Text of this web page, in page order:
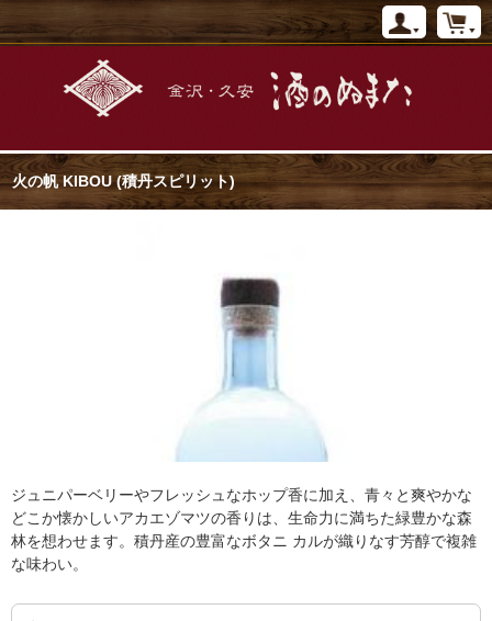
火の帆 KIBOU (積丹スピリット)
ジュニパーベリーやフレッシュなホップ香に加え、青々と爽やかな
どこか懐かしいアカエゾマツの香りは、生命力に満ちた緑豊かな森
林を想わせます。積丹産の豊富なボタニ カルが織りなす芳醇で複雑
な味わい。